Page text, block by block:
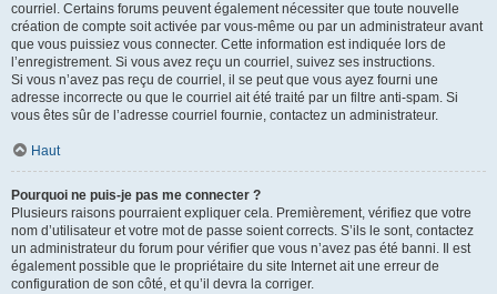
courriel. Certains forums peuvent également nécessiter que toute nouvelle
création de compte soit activée par vous-même ou par un administrateur avant
que vous puissiez vous connecter. Cette information est indiquée lors de
l’enregistrement. Si vous avez reçu un courriel, suivez ses instructions.
Si vous n’avez pas reçu de courriel, il se peut que vous ayez fourni une
adresse incorrecte ou que le courriel ait été traité par un filtre anti-spam. Si
vous êtes sûr de l’adresse courriel fournie, contactez un administrateur.
Haut
Pourquoi ne puis-je pas me connecter ?
Plusieurs raisons pourraient expliquer cela. Premièrement, vérifiez que votre
nom d’utilisateur et votre mot de passe soient corrects. S’ils le sont, contactez
un administrateur du forum pour vérifier que vous n’avez pas été banni. Il est
également possible que le propriétaire du site Internet ait une erreur de
configuration de son côté, et qu’il devra la corriger.